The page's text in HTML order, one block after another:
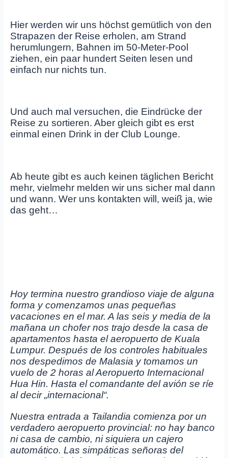
Hier werden wir uns höchst gemütlich von den
Strapazen der Reise erholen, am Strand
herumlungern, Bahnen im 50-Meter-Pool
ziehen, ein paar hundert Seiten lesen und
einfach nur nichts tun.
Und auch mal versuchen, die Eindrücke der
Reise zu sortieren. Aber gleich gibt es erst
einmal einen Drink in der Club Lounge.
Ab heute gibt es auch keinen täglichen Bericht
mehr, vielmehr melden wir uns sicher mal dann
und wann. Wer uns kontakten will, weiß ja, wie
das geht…
Hoy termina nuestro grandioso viaje de alguna
forma y comenzamos unas pequeñas
vacaciones en el mar. A las seis y media de la
mañana un chofer nos trajo desde la casa de
apartamentos hasta el aeropuerto de Kuala
Lumpur. Después de los controles habituales
nos despedimos de Malasia y tomamos un
vuelo de 2 horas al Aeropuerto Internacional
Hua Hin. Hasta el comandante del avión se ríe
al decir „internacional“.
Nuestra entrada a Tailandia comienza por un
verdadero aeropuerto provincial: no hay banco
ni casa de cambio, ni siquiera un cajero
automático. Las simpáticas señoras del